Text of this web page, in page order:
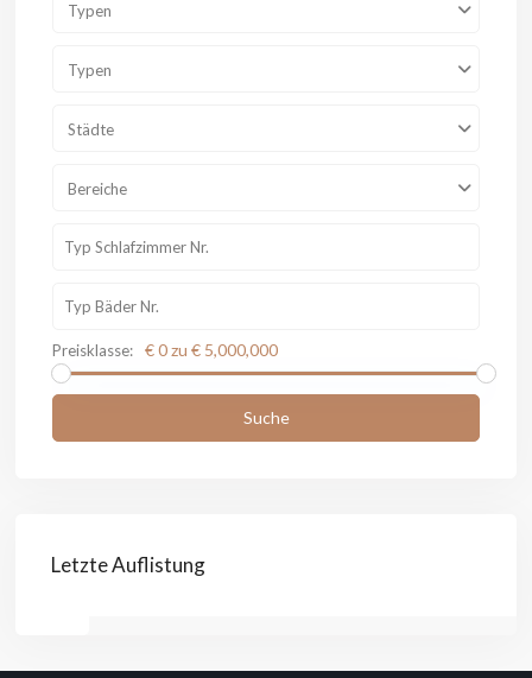
Typen
Typen
Städte
Bereiche
Preisklasse: € 0 zu € 5,000,000
Suche
Letzte Auflistung